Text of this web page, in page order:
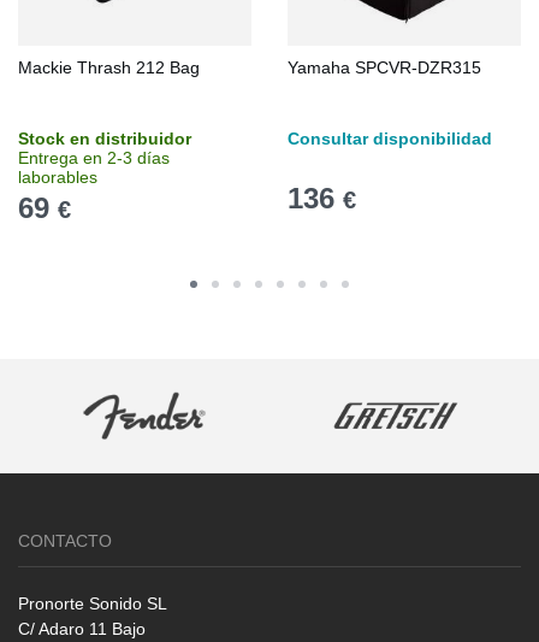
Mackie Thrash 212 Bag
Stock en distribuidor
Entrega en 2-3 días
laborables
69 €
Yamaha SPCVR-DZR315
Consultar disponibilidad
136 €
CONTACTO
Pronorte Sonido SL
C/ Adaro 11 Bajo